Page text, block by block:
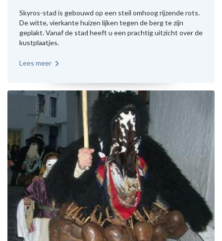
Skyros-stad is gebouwd op een steil omhoog rijzende rots.
De witte, vierkante huizen lijken tegen de berg te zijn
geplakt. Vanaf de stad heeft u een prachtig uitzicht over de
kustplaatjes.
Lees meer